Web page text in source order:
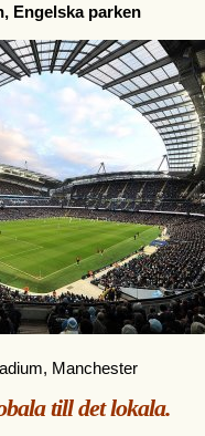
Engelska parken
Manchester
till det lokala.